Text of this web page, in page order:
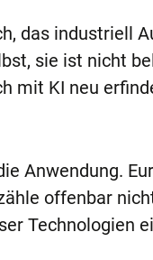
das industriell
sie ist nicht
mit KI neu
Anwendung.
offenbar
Technologien